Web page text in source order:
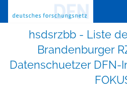
hsdsrzbb - Liste
Brandenburger
Datenschuetzer DFN-